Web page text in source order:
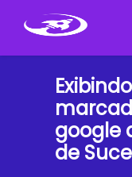
Para Ser
Sobre Mim
Marketing de
google
de